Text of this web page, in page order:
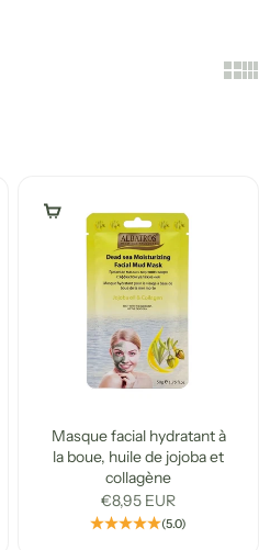
Ajouter au panier
Masque facial hydratant à
la boue, huile de jojoba et
collagène
Prix de vente
€8,95 EUR
(5.0)